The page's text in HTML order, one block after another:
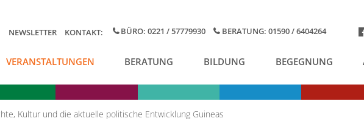
BÜRO: 0221 / 57779930 BERATUNG: 01590 / 6404264
NEWSLETTER KONTAKT:
VERANSTALTUNGEN BERATUNG BILDUNG BEGEGNUNG
Kultur und die aktuelle politische Entwicklung Guineas